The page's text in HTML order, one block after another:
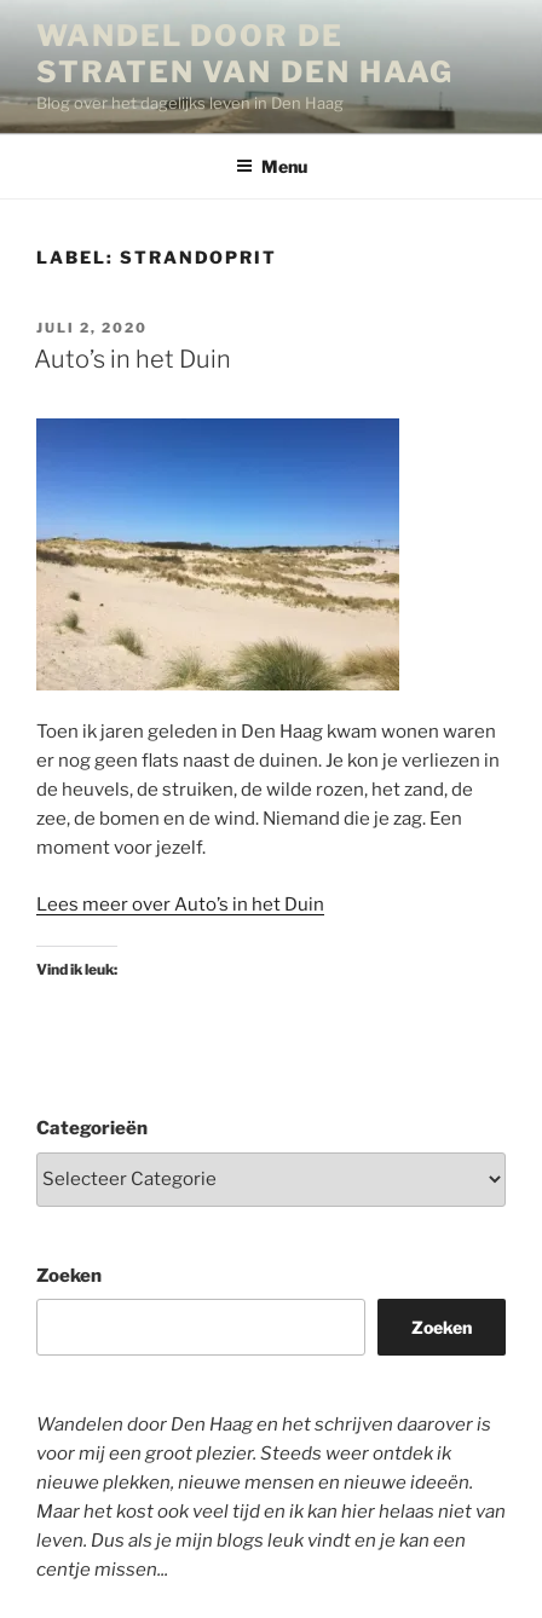
inhoud
WANDEL DOOR DE
STRATEN VAN DEN HAAG
Blog over het dagelijks leven in Den Haag
Menu
LABEL: STRANDOPRIT
GEPLAATST
OP
JULI 2, 2020
Auto’s in het Duin
Toen ik jaren geleden in Den Haag kwam wonen waren
er nog geen flats naast de duinen. Je kon je verliezen in
de heuvels, de struiken, de wilde rozen, het zand, de
zee, de bomen en de wind. Niemand die je zag. Een
moment voor jezelf.
Lees meer over Auto’s in het Duin
Vind ik leuk:
Categorieën
Zoeken
Zoeken
Wandelen door Den Haag en het schrijven daarover is
voor mij een groot plezier. Steeds weer ontdek ik
nieuwe plekken, nieuwe mensen en nieuwe ideeën.
Maar het kost ook veel tijd en ik kan hier helaas niet van
leven. Dus als je mijn blogs leuk vindt en je kan een
centje missen...